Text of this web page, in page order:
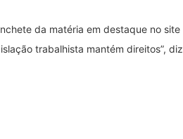
da matéria em destaque no
trabalhista mantém direitos”,